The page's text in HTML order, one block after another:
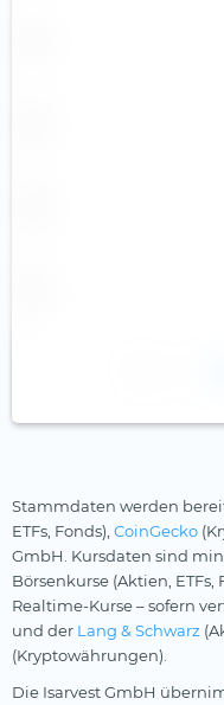
Stammdaten werden
ETFs, Fonds), CoinGecko
GmbH. Kursdaten sind
Börsenkurse (Aktien, ETFs,
Realtime-Kurse – sofern
und der Lang & Schwarz
(Kryptowährungen).
Die Isarvest GmbH